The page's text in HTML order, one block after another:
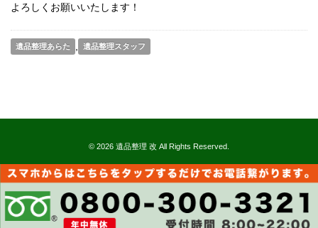
よろしくお願いいたします！
遺品整理あらた 遺品整理スタッフ
© 2026 遺品整理 改 All Rights Reserved.